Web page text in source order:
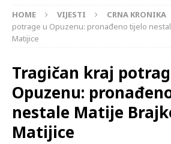
HOME VIJESTI CRNA KRONIKA
potrage u Opuzenu: pronađeno tijelo
Matijice
Tragičan kraj
Opuzenu:
nestale Matije
Matijice